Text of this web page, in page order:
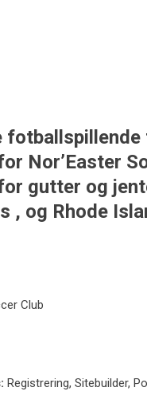
Nor’Easter
gutter og
, og Rhode
Club
Registrering, Sitebuilder,